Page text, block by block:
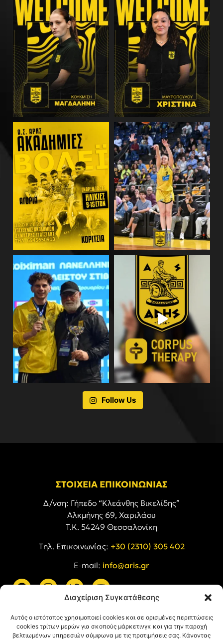
Διαχείριση Συγκατάθεσης
Αυτός ο ιστότοπος χρησιμοποιεί cookies και σε ορισμένες περιπτώσεις
cookies τρίτων μερών για σκοπούς μάρκετινγκ και για την παροχή
βελτιωμένων υπηρεσιών σύμφωνα με τις προτιμήσεις σας. Κάνοντας
Follow Us
ΣΤΟΙΧΕΙΑ ΕΠΙΚΟΙΝΩΝΙΑΣ
Δ/νση: Γήπεδο “Κλεάνθης Βικελίδης”
Αλκμήνης 69, Χαριλάου
Τ.Κ. 54249 Θεσσαλονίκη
Tηλ. Επικοινωνίας: +30 (2310) 305 402
E-mail: info@aris.gr